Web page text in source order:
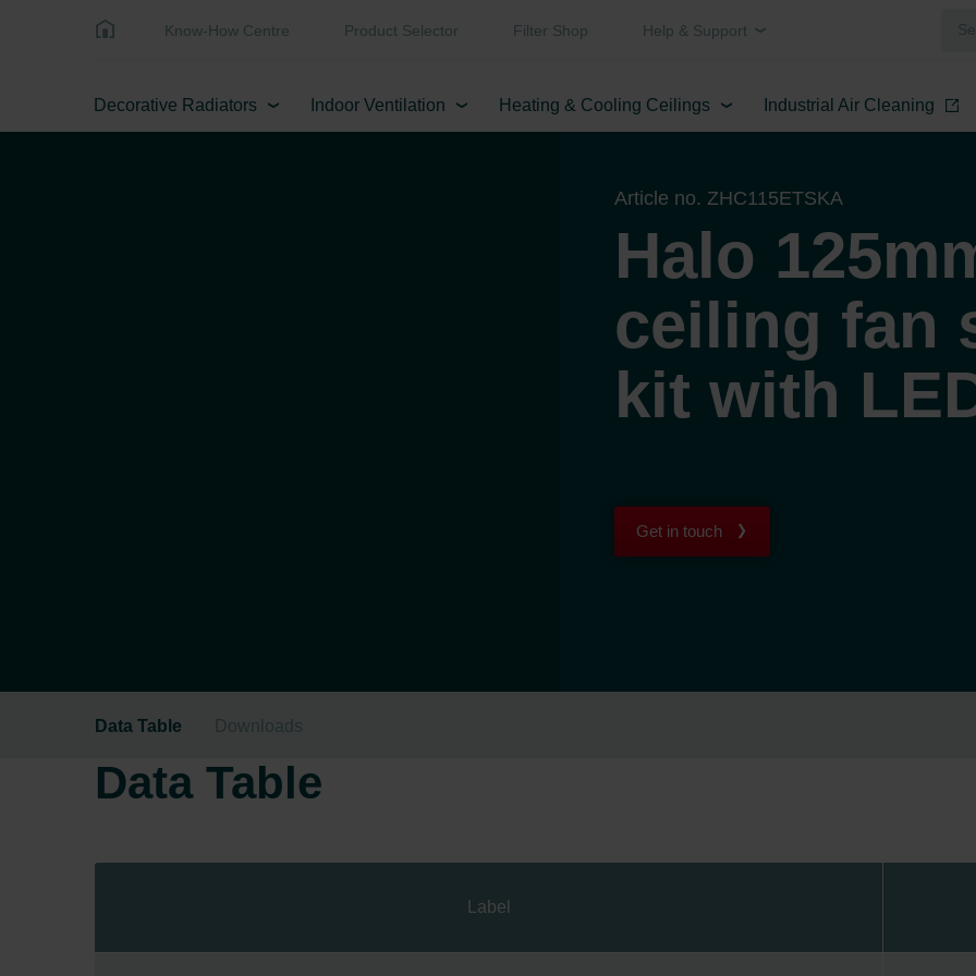
Know-How Centre Product Selector Filter Shop Help & Support
Decorative Radiators Indoor Ventilation Heating & Cooling Ceilings Industrial Air Cleaning
Article no. ZHC115ETSKA
Halo
ceiling fan
kit with
Get in touch
Data Table Downloads
Data Table
Label